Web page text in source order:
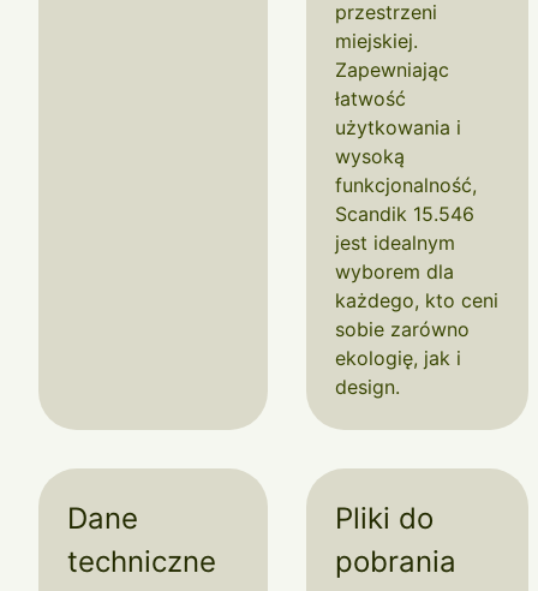
przestrzeni
miejskiej.
Zapewniając
łatwość
użytkowania i
wysoką
funkcjonalność,
Scandik 15.546
jest idealnym
wyborem dla
każdego, kto ceni
sobie zarówno
ekologię, jak i
design.
Dane
techniczne
Pliki do
pobrania